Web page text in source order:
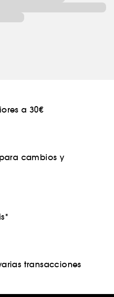
a 30€
cambios y
transacciones